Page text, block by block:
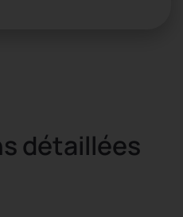
détaillées